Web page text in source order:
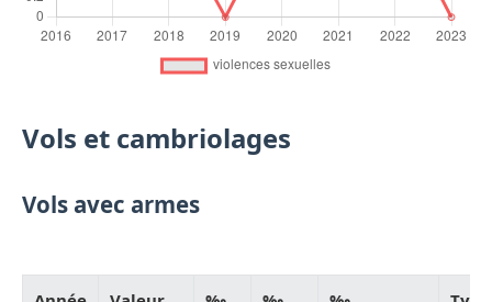
Vols et cambriolages
Vols avec armes